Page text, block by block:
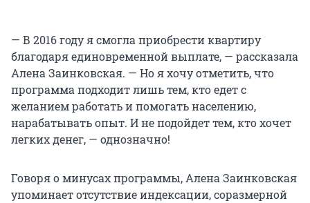
— В 2016 году я смогла приобрести квартиру
благодаря единовременной выплате, — рассказала
Алена Заинковская. — Но я хочу отметить, что
программа подходит лишь тем, кто едет с
желанием работать и помогать населению,
нарабатывать опыт. И не подойдет тем, кто хочет
легких денег, — однозначно!
Говоря о минусах программы, Алена Заинковская
упоминает отсутствие индексации, соразмерной